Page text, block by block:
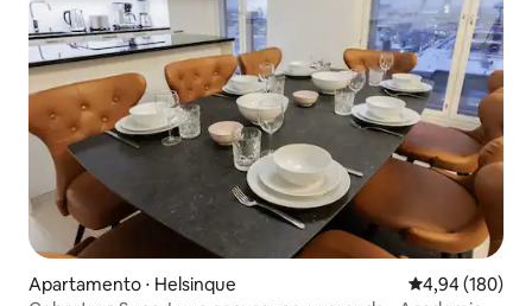
Apartamento ⋅ Helsinque 4,94 de uma
4,94 (180)